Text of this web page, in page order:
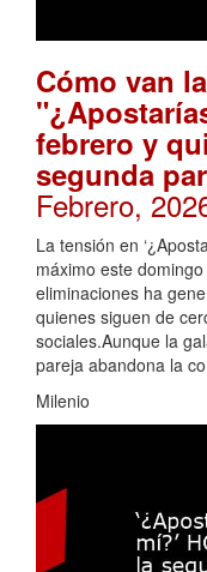
Cómo van
febrero y
segunda
Febrero,
La tensión en
máximo este
eliminaciones ha
quienes siguen de
sociales.Aunque la
pareja abandona la
Milenio